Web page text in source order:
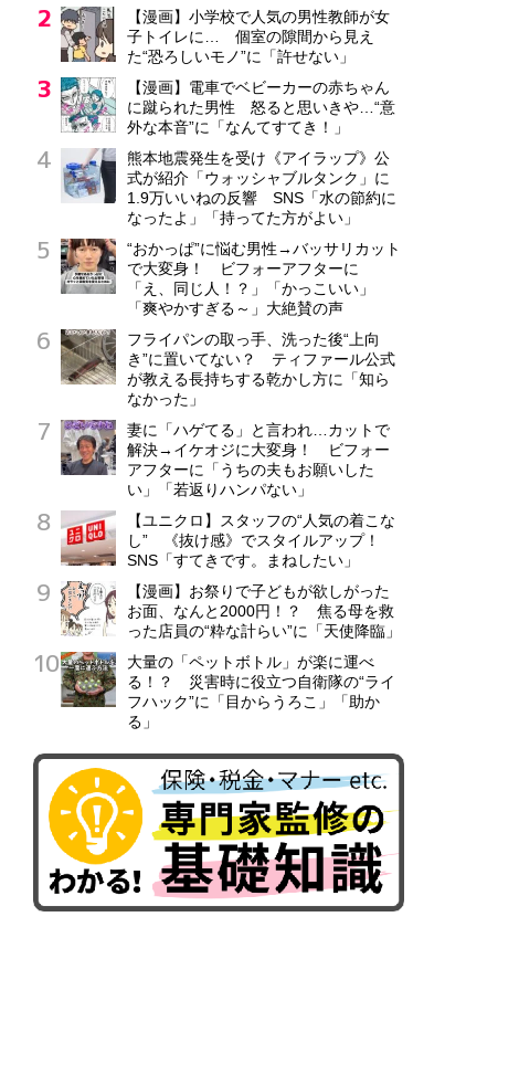
【漫画】小学校で人気の男性教師が女
子トイレに… 個室の隙間から見え
た“恐ろしいモノ”に「許せない」
【漫画】電車でベビーカーの赤ちゃん
に蹴られた男性 怒ると思いきや…“意
外な本音”に「なんてすてき！」
熊本地震発生を受け《アイラップ》公
式が紹介「ウォッシャブルタンク」に
1.9万いいねの反響 SNS「水の節約に
なったよ」「持ってた方がよい」
“おかっぱ”に悩む男性→バッサリカット
で大変身！ ビフォーアフターに
「え、同じ人！？」「かっこいい」
「爽やかすぎる～」大絶賛の声
フライパンの取っ手、洗った後“上向
き”に置いてない？ ティファール公式
が教える長持ちする乾かし方に「知ら
なかった」
妻に「ハゲてる」と言われ…カットで
解決→イケオジに大変身！ ビフォー
アフターに「うちの夫もお願いした
い」「若返りハンパない」
【ユニクロ】スタッフの“人気の着こな
し” 《抜け感》でスタイルアップ！
SNS「すてきです。まねしたい」
【漫画】お祭りで子どもが欲しがった
お面、なんと2000円！？ 焦る母を救
った店員の“粋な計らい”に「天使降臨」
大量の「ペットボトル」が楽に運べ
る！？ 災害時に役立つ自衛隊の“ライ
フハック”に「目からうろこ」「助か
る」